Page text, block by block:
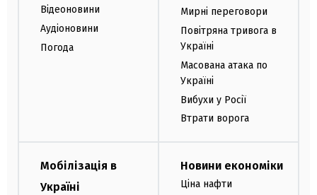
Відеоновини
Аудіоновини
Погода
Мирні переговори
Повітряна тривога в
Україні
Масована атака по
Україні
Вибухи у Росії
Втрати ворога
Мобілізація в
Україні
Новини економіки
Ціна нафти